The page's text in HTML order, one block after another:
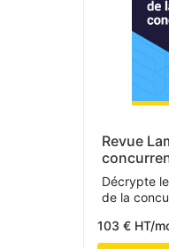
Revue
Décrypte
de la
103 € HT/